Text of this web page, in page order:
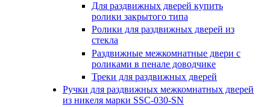
Для раздвижных дверей купить
ролики закрытого типа
Ролики для раздвижных дверей из
стекла
Раздвижные межкомнатные двери с
роликами в пенале доводчике
Треки для раздвижных дверей
Ручки для раздвижных межкомнатных дверей
из никеля марки SSC-030-SN